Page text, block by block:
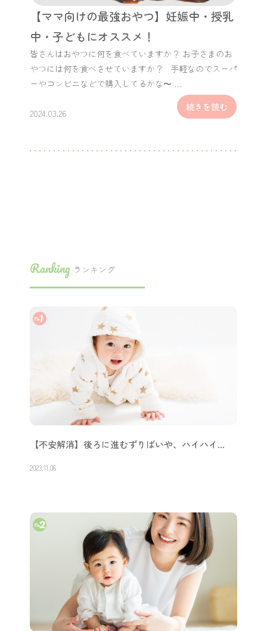
【ママ向けの最強おやつ】妊娠中・授乳
中・子どもにオススメ！
皆さんはおやつに何を食べていますか？ お子さまのお
やつには何を食べさせていますか？ 手軽なのでスーパ
ーやコンビニなどで購入してるかな〜 …
2024.03.26
続きを読む
Ranking ランキング
【不安解消】後ろに進むずりばいや、ハイハイ…
2023.11.06